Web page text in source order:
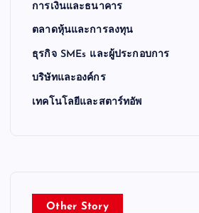
การเงินและธนาคาร
ตลาดหุ้นและการลงทุน
ธุรกิจ SMEs และผู้ประกอบการ
บริษัทและองค์กร
เทคโนโลยีและสตาร์ทอัพ
Other Story